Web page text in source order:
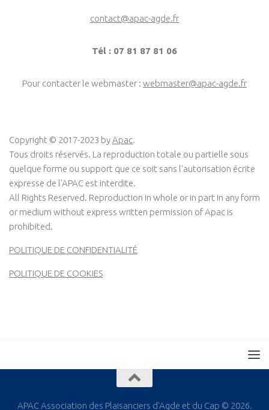
contact@apac-agde.fr
Tél : 07 81 87 81 06
Pour contacter le webmaster : webmaster@apac-agde.fr
Copyright © 2017-2023 byApac.
Tous droits réservés. La reproduction totale ou partielle sous
quelque forme ou support que ce soit sans l'autorisation écrite
expresse de l'APAC est interdite.
All Rights Reserved. Reproduction in whole or in part in any form
or medium without express written permission of Apac is
prohibited.
POLITIQUE DE CONFIDENTIALITÉ
POLITIQUE DE COOKIES
APAC Association des Plaisanciers d'Agde et du Cap © 2026.